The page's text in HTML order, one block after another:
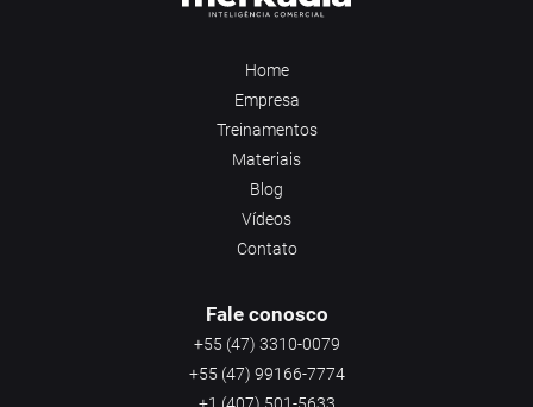
Home
Empresa
Treinamentos
Materiais
Blog
Vídeos
Contato
Fale conosco
+55 (47) 3310-0079
+55 (47) 99166-7774